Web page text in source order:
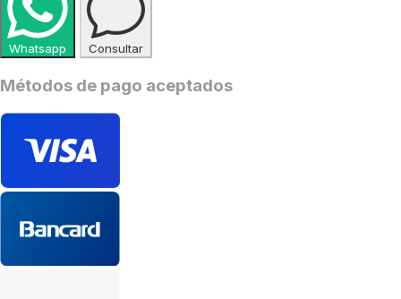
Whatsapp Consultar
Métodos de pago aceptados